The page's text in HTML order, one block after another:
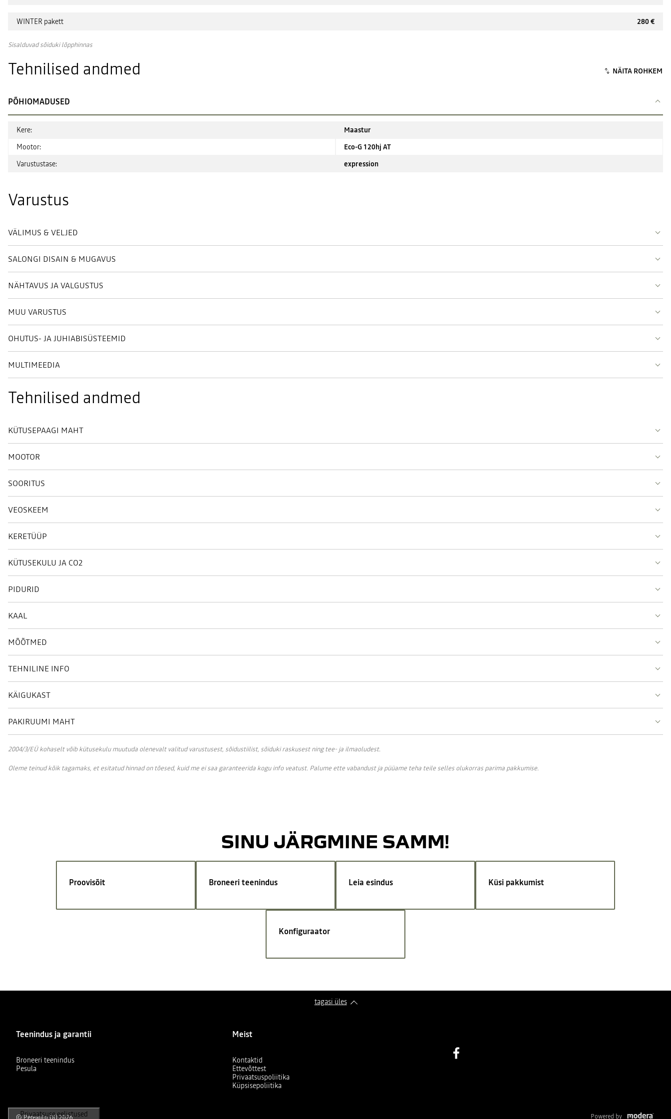
WINTER pakett 280 €
Sisalduvad sõiduki lõpphinnas
Tehnilised andmed
PÕHIOMADUSED
Kere:
Maastur
Mootor:
Eco-G 120hj AT
Varustustase:
expression
Varustus
VÄLIMUS & VELJED
SALONGI DISAIN & MUGAVUS
NÄHTAVUS JA VALGUSTUS
MUU VARUSTUS
OHUTUS- JA JUHIABISÜSTEEMID
MULTIMEEDIA
Tehnilised andmed
KÜTUSEPAAGI MAHT
MOOTOR
SOORITUS
VEOSKEEM
KERETÜÜP
KÜTUSEKULU JA CO2
PIDURID
KAAL
MÕÕTMED
TEHNILINE INFO
KÄIGUKAST
PAKIRUUMI MAHT
2004/3/EÜ kohaselt võib kütusekulu muutuda olenevalt valitud varustusest, sõidustiilist, sõiduki raskusest ning tee- ja ilmaoludest.
Oleme teinud kõik tagamaks, et esitatud hinnad on tõesed, kuid me ei saa garanteerida kogu info veatust. Palume ette vabandust ja püüame teha teile selles olukorras parima pakkumise.
SINU JÄRGMINE SAMM!
Proovisõit Broneeri teenindus Leia esindus Küsi pakkumist
Konfiguraator
tagasi üles
Teenindus ja garantii
Broneeri teenindus
Pesula
Meist
Kontaktid
Ettevõttest
Privaatsuspoliitika
Küpsisepoliitika
Powered by